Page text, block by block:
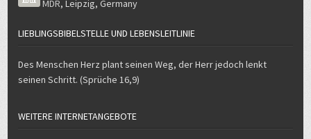
MDR,Leipzig,Germany
LIEBLINGSBIBELSTELLE UND LEBENSLEITLINIE
Des Menschen Herz plant seinen Weg, der Herr jedoch lenkt
seinen Schritt. (Sprüche 16,9)
WEITERE INTERNETANGEBOTE